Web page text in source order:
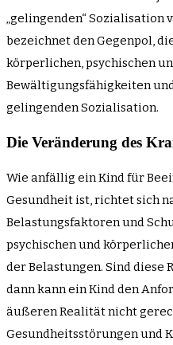
„gelingenden“ Sozialisation
bezeichnet den Gegenpol,
körperlichen, psychischen
Bewältigungsfähigkeiten
gelingenden Sozialisation.
Die Veränderung des
Wie anfällig ein Kind für
Gesundheit ist, richtet sich
Belastungsfaktoren und
psychischen und
der Belastungen. Sind diese
dann kann ein Kind den
äußeren Realität nicht
Gesundheitsstörungen und